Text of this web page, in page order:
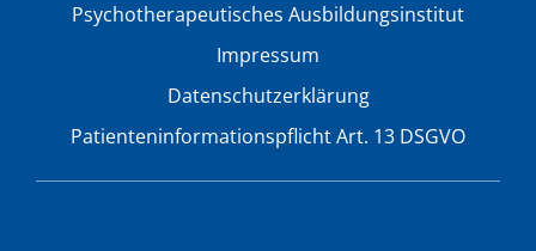
Psychotherapeutisches Ausbildungsinstitut
Impressum
Datenschutzerklärung
Patienteninformationspflicht Art. 13 DSGVO